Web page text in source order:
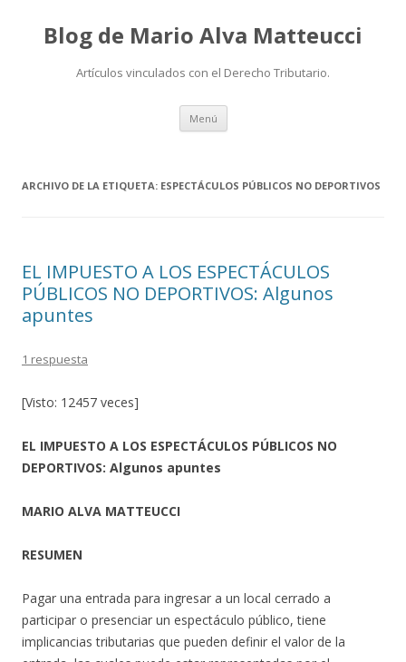
Blog de Mario Alva Matteucci
Artículos vinculados con el Derecho Tributario.
Menú Ir
contenido
ARCHIVO DE LA ETIQUETA: ESPECTÁCULOS PÚBLICOS NO DEPORTIVOS
EL IMPUESTO A LOS ESPECTÁCULOS
PÚBLICOS NO DEPORTIVOS: Algunos
apuntes
1 respuesta
[Visto: 12457 veces]
EL IMPUESTO A LOS ESPECTÁCULOS PÚBLICOS NO
DEPORTIVOS: Algunos apuntes
MARIO ALVA MATTEUCCI
RESUMEN
Pagar una entrada para ingresar a un local cerrado a
participar o presenciar un espectáculo público, tiene
implicancias tributarias que pueden definir el valor de la